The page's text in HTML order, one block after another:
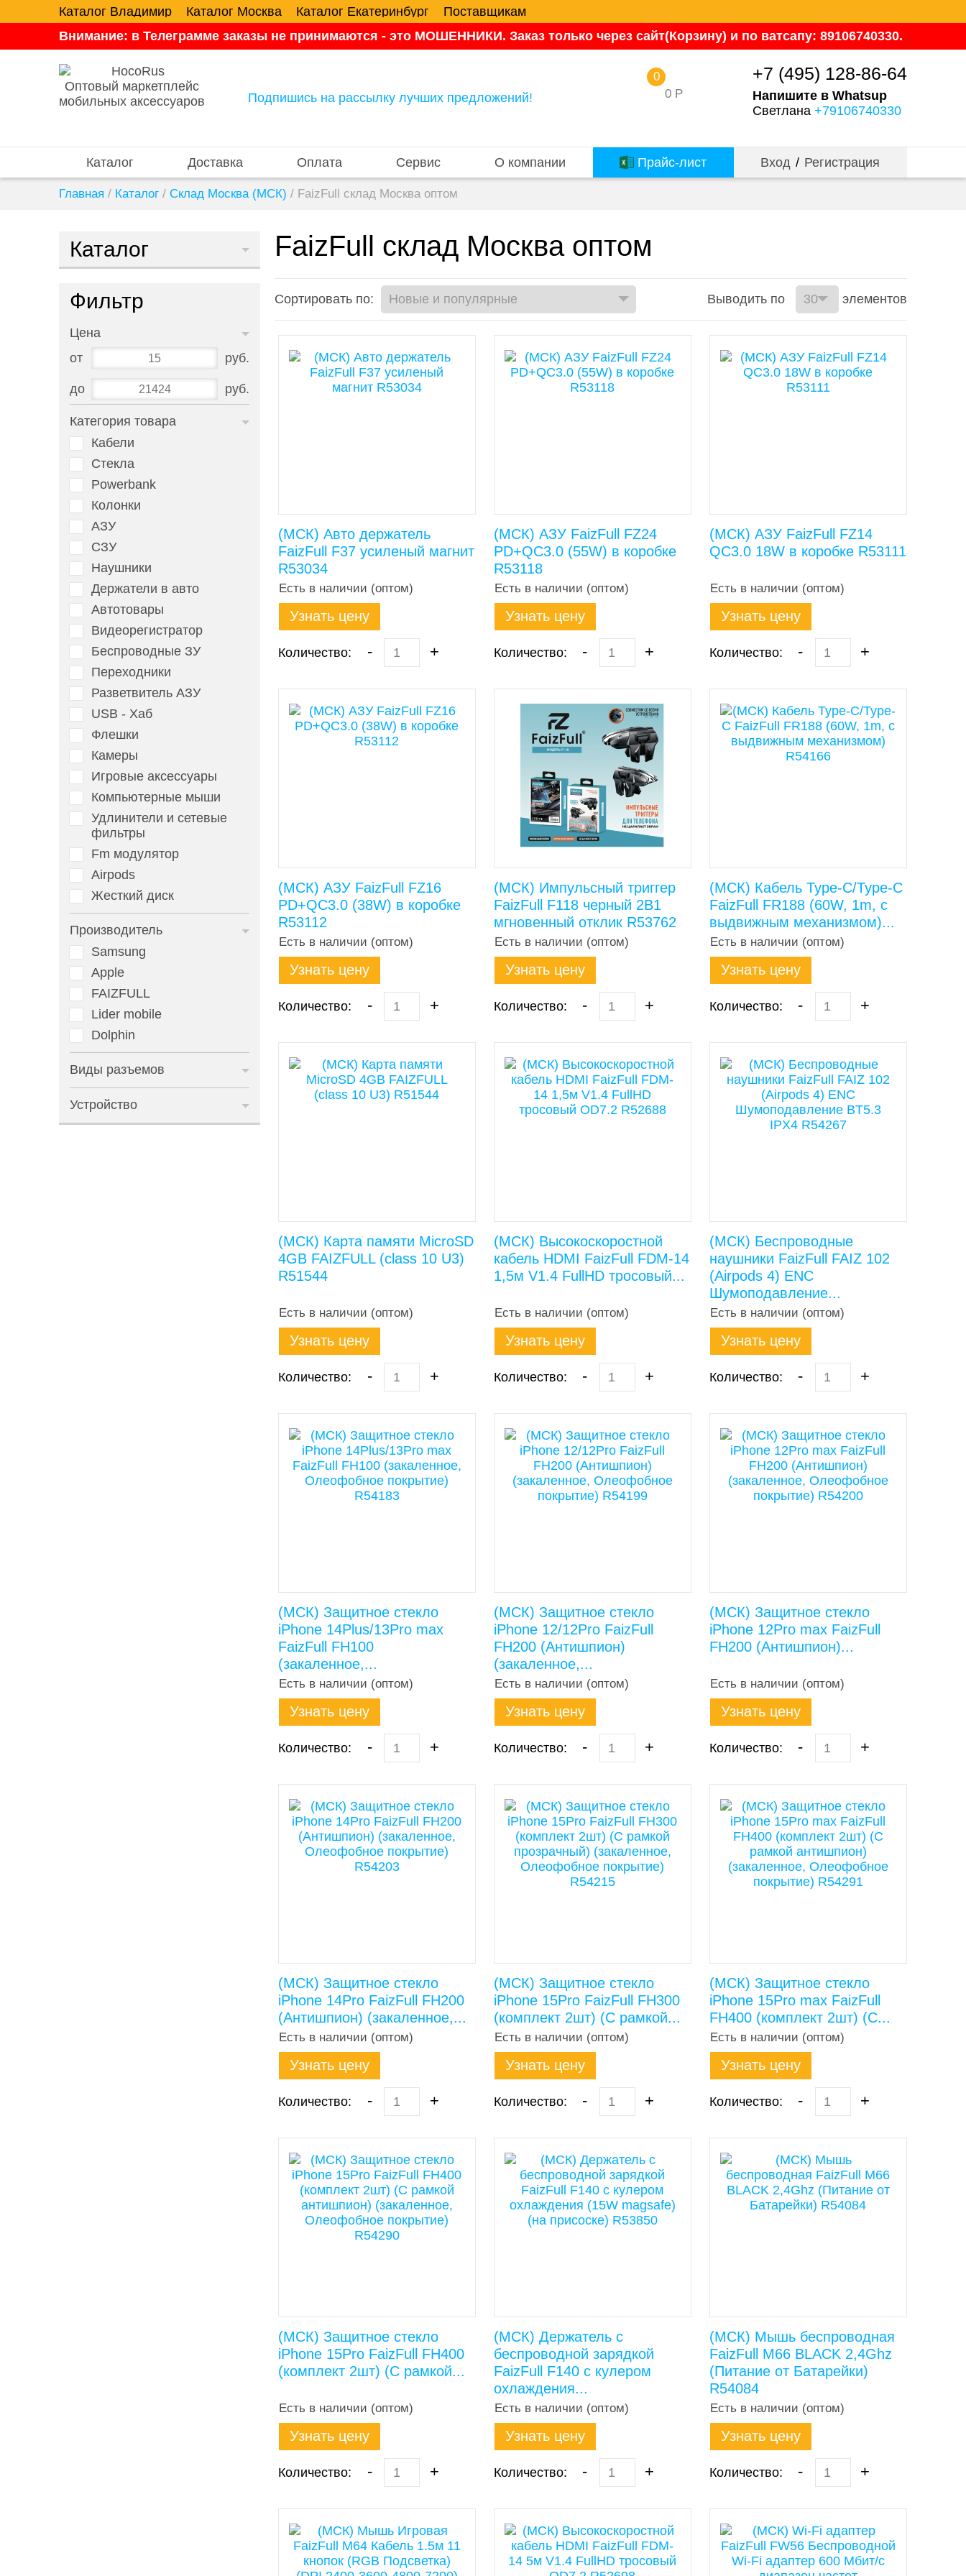
Каталог Владимир Каталог Москва Каталог Екатеринбург
Поставщикам
Внимание: в Телеграмме заказы не принимаются - это МОШЕННИКИ. Заказ только через сайт(Корзину) и по ватсапу: 89106740330.
Оптовый маркетплейс
мобильных аксессуаров
Подпишись на рассылку лучших предложений! 0 Р
0 +7 (495) 128-86-64
Напишите в Whatsup
Светлана +79106740330
Каталог Доставка Оплата Сервис О компании Прайс-лист Вход / Регистрация
Главная / Каталог / Склад Москва (МСК) / FaizFull склад Москва оптом
FaizFull склад Москва оптом
Сортировать по: Выводить по элементов
(МСК) Авто держатель
FaizFull F37 усиленый магнит
R53034
Есть в наличии (оптом)
Узнать цену
Количество: - +
(МСК) АЗУ FaizFull FZ24
PD+QC3.0 (55W) в коробке
R53118
Есть в наличии (оптом)
Узнать цену
Количество: - +
(МСК) АЗУ FaizFull FZ14
QC3.0 18W в коробке R53111
Есть в наличии (оптом)
Узнать цену
Количество: - +
(МСК) АЗУ FaizFull FZ16
PD+QC3.0 (38W) в коробке
R53112
Есть в наличии (оптом)
Узнать цену
Количество: - +
(МСК) Импульсный триггер
FaizFull F118 черный 2В1
мгновенный отклик R53762
Есть в наличии (оптом)
Узнать цену
Количество: - +
(МСК) Кабель Type-C/Type-C
FaizFull FR188 (60W, 1m, c
выдвижным механизмом)...
Есть в наличии (оптом)
Узнать цену
Количество: - +
(МСК) Карта памяти MicroSD
4GB FAIZFULL (class 10 U3)
R51544
Есть в наличии (оптом)
Узнать цену
Количество: - +
(МСК) Высокоскоростной
кабель HDMI FaizFull FDM-14
1,5м V1.4 FullHD тросовый...
Есть в наличии (оптом)
Узнать цену
Количество: - +
(МСК) Беспроводные
наушники FaizFull FAIZ 102
(Airpods 4) ENC
Шумоподавление...
Есть в наличии (оптом)
Узнать цену
Количество: - +
(МСК) Защитное стекло
iPhone 14Plus/13Pro max
FaizFull FH100
(закаленное,...
Есть в наличии (оптом)
Узнать цену
Количество: - +
(МСК) Защитное стекло
iPhone 12/12Pro FaizFull
FH200 (Антишпион)
(закаленное,...
Есть в наличии (оптом)
Узнать цену
Количество: - +
(МСК) Защитное стекло
iPhone 12Pro max FaizFull
FH200 (Антишпион)...
Есть в наличии (оптом)
Узнать цену
Количество: - +
(МСК) Защитное стекло
iPhone 14Pro FaizFull FH200
(Антишпион) (закаленное,...
Есть в наличии (оптом)
Узнать цену
Количество: - +
(МСК) Защитное стекло
iPhone 15Pro FaizFull FH300
(комплект 2шт) (С рамкой...
Есть в наличии (оптом)
Узнать цену
Количество: - +
(МСК) Защитное стекло
iPhone 15Pro max FaizFull
FH400 (комплект 2шт) (С...
Есть в наличии (оптом)
Узнать цену
Количество: - +
(МСК) Защитное стекло
iPhone 15Pro FaizFull FH400
(комплект 2шт) (С рамкой...
Есть в наличии (оптом)
Узнать цену
Количество: - +
(МСК) Держатель с
беспроводной зарядкой
FaizFull F140 с кулером
охлаждения...
Есть в наличии (оптом)
Узнать цену
Количество: - +
(МСК) Мышь беспроводная
FaizFull M66 BLACK 2,4Ghz
(Питание от Батарейки)
R54084
Есть в наличии (оптом)
Узнать цену
Количество: - +
Каталог
Фильтр
Цена
от
руб.
до руб.
Категория товара
Кабели
Стекла
Powerbank
Колонки
АЗУ
СЗУ
Наушники
Держатели в авто
Автотовары
Видеорегистратор
Беспроводные ЗУ
Переходники
Разветвитель АЗУ
USB - Хаб
Флешки
Камеры
Игровые аксессуары
Компьютерные мыши
Удлинители и сетевые
фильтры
Fm модулятор
Airpods
Жесткий диск
Производитель
Samsung
Apple
FAIZFULL
Lider mobile
Dolphin
Виды разъемов
Устройство